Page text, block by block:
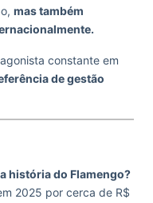
mas também
constante em
de gestão
história do Flamengo?
2025 por cerca de R$